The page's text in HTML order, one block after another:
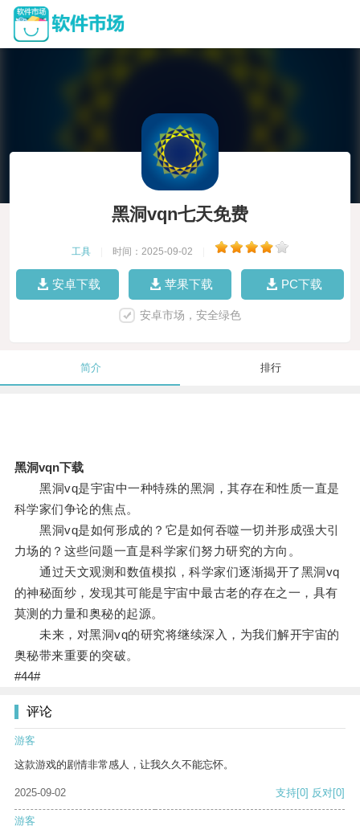
黑洞vqn七天免费
工具 时间：2025-09-02
安卓下载 苹果下载 PC下载
安卓市场，安全绿色
简介 排行
黑洞vqn下载
黑洞vq是宇宙中一种特殊的黑洞，其存在和性质一直是
科学家们争论的焦点。
黑洞vq是如何形成的？它是如何吞噬一切并形成强大引
力场的？这些问题一直是科学家们努力研究的方向。
通过天文观测和数值模拟，科学家们逐渐揭开了黑洞vq
的神秘面纱，发现其可能是宇宙中最古老的存在之一，具有
莫测的力量和奥秘的起源。
未来，对黑洞vq的研究将继续深入，为我们解开宇宙的
奥秘带来重要的突破。
#44#
评论
游客
这款游戏的剧情非常感人，让我久久不能忘怀。
2025-09-02 支持[0] 反对[0]
游客